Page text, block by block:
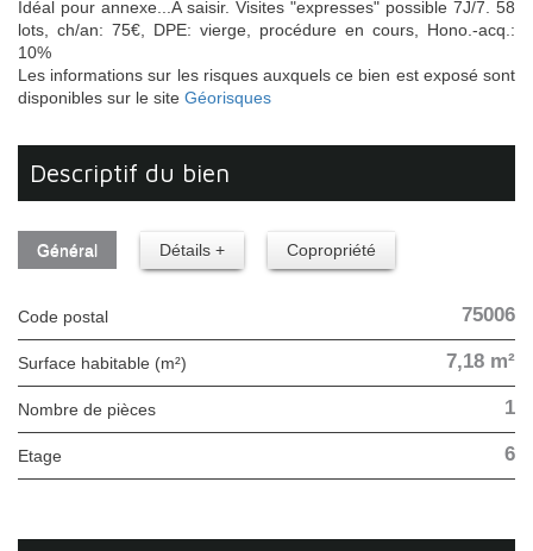
Idéal pour annexe...A saisir. Visites "expresses" possible 7J/7. 58
lots, ch/an: 75€, DPE: vierge, procédure en cours, Hono.-acq.:
10%
Les informations sur les risques auxquels ce bien est exposé sont
disponibles sur le site Géorisques
descriptif du bien
Général Détails + Copropriété
Code postal 75006
Surface habitable (m²) 7,18 m²
Nombre de pièces 1
Etage 6